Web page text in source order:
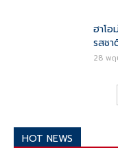
ฮาโอ
รสช
28 พฤ
HOT NEWS